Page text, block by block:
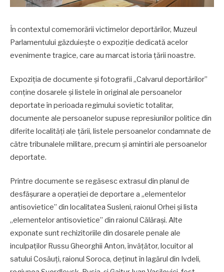
În contextul comemorării victimelor deportărilor, Muzeul
Parlamentului găzduiește o expoziție dedicată acelor
evenimente tragice, care au marcat istoria țării noastre.
Expoziția de documente și fotografii „Calvarul deportărilor”
conține dosarele și listele în original ale persoanelor
deportate în perioada regimului sovietic totalitar,
documente ale persoanelor supuse represiunilor politice din
diferite localități ale țării, listele persoanelor condamnate de
către tribunalele militare, precum și amintiri ale persoanelor
deportate.
Printre documente se regăsesc extrasul din planul de
desfășurare a operației de deportare a „elementelor
antisovietice” din localitatea Susleni, raionul Orhei și lista
„elementelor antisovietice” din raionul Călărași. Alte
exponate sunt rechizitoriile din dosarele penale ale
inculpaților Russu Gheorghii Anton, învățător, locuitor al
satului Cosăuți, raionul Soroca, deținut în lagărul din Ivdeli,